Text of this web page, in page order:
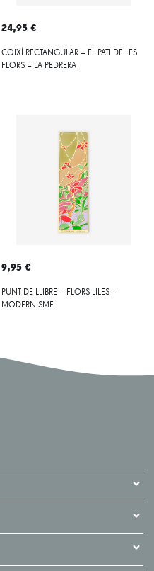
24,95 €
COIXÍ RECTANGULAR – EL PATI DE LES
FLORS – LA PEDRERA
9,95 €
PUNT DE LLIBRE – FLORS LILES –
MODERNISME